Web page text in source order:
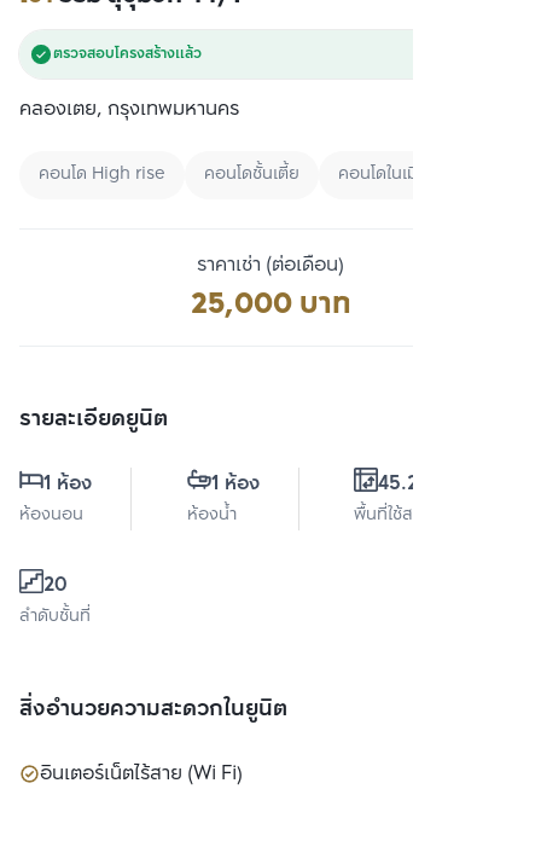
ตรวจสอบโครงสร้างแล้ว
คลองเตย, กรุงเทพมหานคร
คอนโด High rise คอนโดชั้นเตี้ย คอนโดในเมือง
ราคาเช่า (ต่อเดือน)
25,000 บาท
รายละเอียดยูนิต
1 ห้อง
ห้องนอน
1 ห้อง
ห้องน้ำ
45.23 ตร.ม.
พื้นที่ใช้สอย
20
ลำดับชั้นที่
สิ่งอำนวยความสะดวกในยูนิต
อินเตอร์เน็ตไร้สาย (Wi Fi)